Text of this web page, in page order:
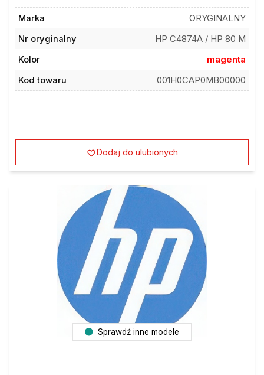
Marka
ORYGINALNY
Nr oryginalny
HP C4874A / HP 80 M
Kolor
magenta
Kod towaru
001H0CAP0MB00000
Dodaj do ulubionych
Sprawdź inne modele